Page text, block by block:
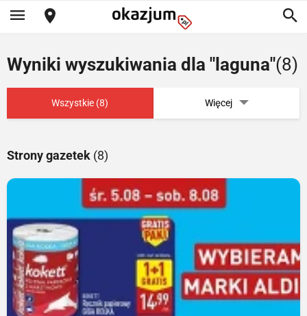
Wyniki wyszukiwania dla "laguna"(8)
Wszystkie (8) Więcej
Strony gazetek (8)